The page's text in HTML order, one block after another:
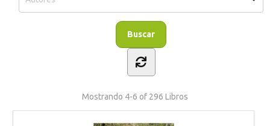
Mostrando 4-6 of 296 Libros